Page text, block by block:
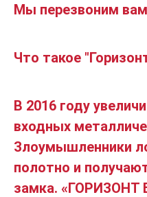
Мы перезвоним
Что такое
В 2016 году
входных
Злоумышленники
полотно и
замка.